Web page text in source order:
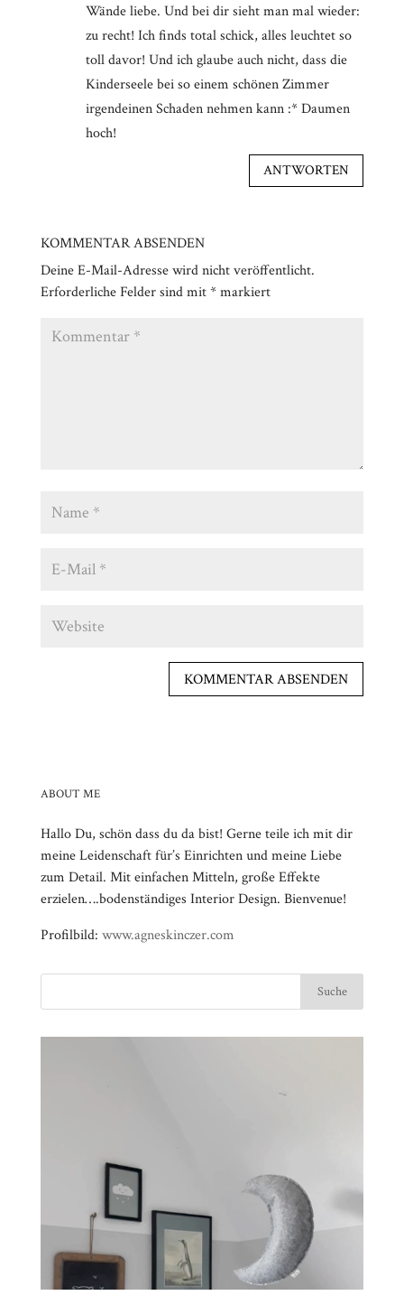
Wände liebe. Und bei dir sieht man mal wieder:
zu recht! Ich finds total schick, alles leuchtet so
toll davor! Und ich glaube auch nicht, dass die
Kinderseele bei so einem schönen Zimmer
irgendeinen Schaden nehmen kann :* Daumen
hoch!
ANTWORTEN
KOMMENTAR ABSENDEN
Deine E-Mail-Adresse wird nicht veröffentlicht.
Erforderliche Felder sind mit*markiert
ABOUT ME
Hallo Du, schön dass du da bist! Gerne teile ich mit dir
meine Leidenschaft für’s Einrichten und meine Liebe
zum Detail. Mit einfachen Mitteln, große Effekte
erzielen….bodenständiges Interior Design. Bienvenue!
Profilbild: www.agneskinczer.com
⠀⠀⠀⠀⠀⠀⠀⠀⠀⠀⠀⠀⠀⠀⠀⠀⠀⠀⠀⠀⠀⠀⠀⠀⠀⠀⠀⠀⠀
⠀⠀⠀⠀⠀⠀⠀⠀⠀⠀⠀⠀⠀⠀⠀⠀⠀⠀⠀⠀⠀⠀
⠀⠀⠀⠀⠀⠀⠀⠀⠀⠀⠀⠀⠀⠀⠀⠀⠀⠀⠀⠀⠀⠀⠀⠀⠀⠀⠀⠀⠀
⠀⠀⠀⠀⠀⠀⠀⠀⠀⠀⠀⠀⠀⠀⠀⠀⠀⠀⠀⠀⠀⠀